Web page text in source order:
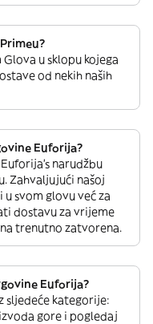
u sklopu kojega
od nekih naših
Euforija?
narudžbu
Zahvaljujući našoj
svom glovu već za
dostavu za vrijeme
trenutno zatvorena.
Euforija?
sljedeće kategorije:
gore i pogledaj